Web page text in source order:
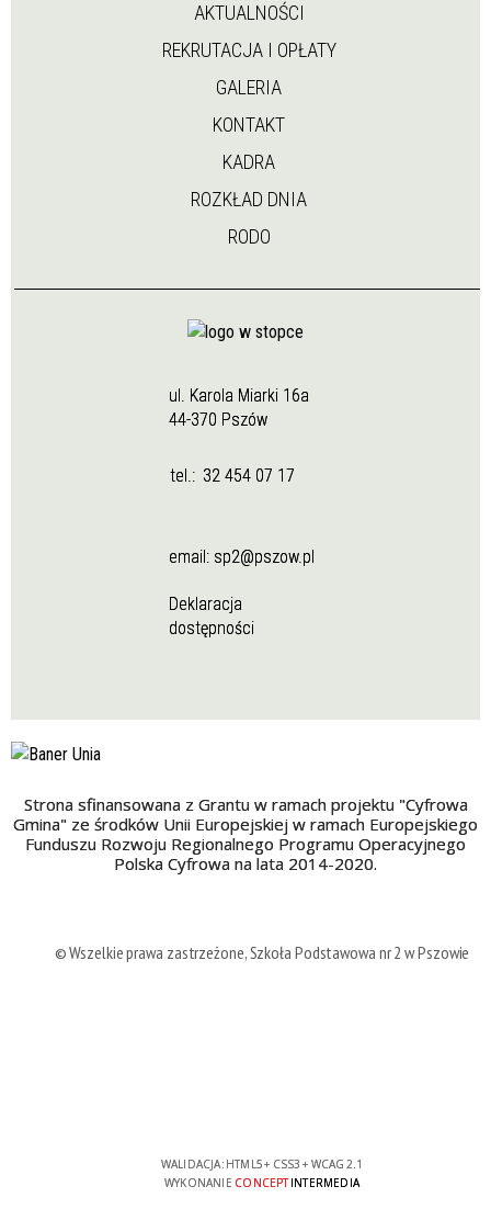
AKTUALNOŚCI
REKRUTACJA I OPŁATY
GALERIA
KONTAKT
KADRA
ROZKŁAD DNIA
RODO
ul. Karola Miarki 16a
44-370 Pszów
tel.: 32 454 07 17
email: sp2@pszow.pl
Deklaracja
dostępności
Strona sfinansowana z Grantu w ramach projektu "Cyfrowa
Gmina" ze środków Unii Europejskiej w ramach Europejskiego
Funduszu Rozwoju Regionalnego Programu Operacyjnego
Polska Cyfrowa na lata 2014-2020.
© Wszelkie prawa zastrzeżone, Szkoła Podstawowa nr 2 w Pszowie
WALIDACJA: HTML5+ CSS3 + WCAG 2.1
WYKONANIE CONCEPTINTERMEDIA